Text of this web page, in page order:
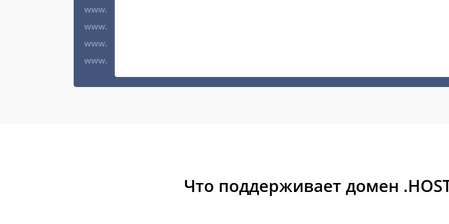
www.
www.
www.
www.
Что поддерживает домен